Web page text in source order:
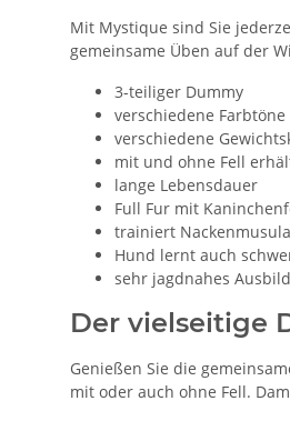
Mit Mystique sind Sie
gemeinsame Üben auf der
3-teiliger Dummy
verschiedene Farbtöne
verschiedene
mit und ohne Fell
lange Lebensdauer
Full Fur mit
trainiert
Hund lernt auch
sehr jagdnahes
Der vielseitige
Genießen Sie die
mit oder auch ohne Fell.